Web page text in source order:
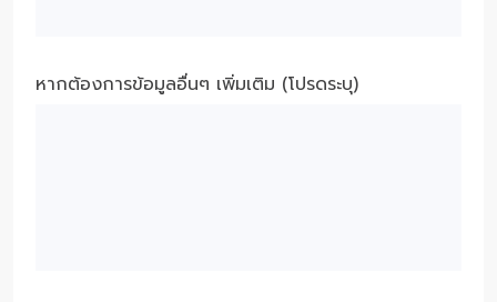
หากต้องการข้อมูลอื่นๆ เพิ่มเติม (โปรดระบุ)